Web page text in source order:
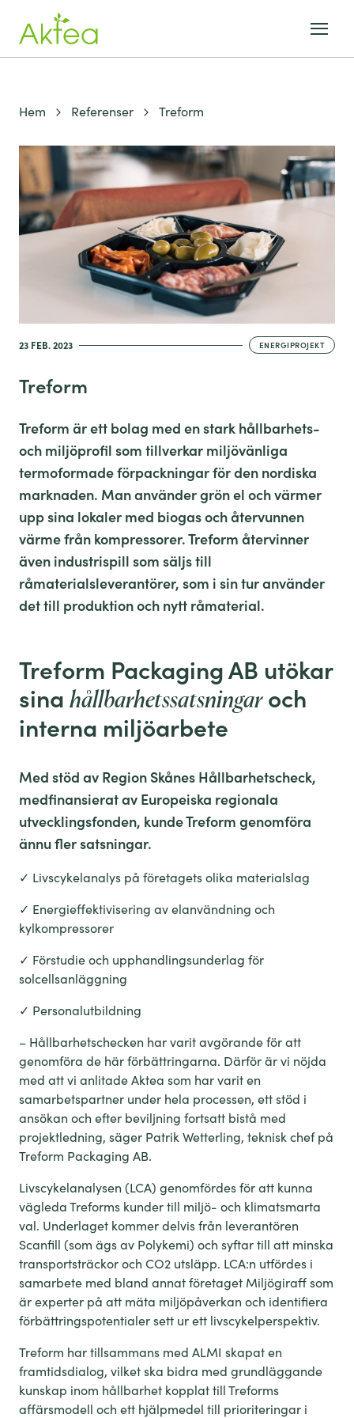
Hem Referenser Treform
23 FEB. 2023 ENERGIPROJEKT
Treform
Treform är ett bolag med en stark hållbarhets-
och miljöprofil som tillverkar miljövänliga
termoformade förpackningar för den nordiska
marknaden. Man använder grön el och värmer
upp sina lokaler med biogas och återvunnen
värme från kompressorer. Treform återvinner
även industrispill som säljs till
råmaterialsleverantörer, som i sin tur använder
det till produktion och nytt råmaterial.
Treform Packaging AB utökar
sina hållbarhetssatsningaroch
interna miljöarbete
Med stöd av Region Skånes Hållbarhetscheck,
medfinansierat av Europeiska regionala
utvecklingsfonden, kunde Treform genomföra
ännu fler satsningar.
✓ Livscykelanalys på företagets olika materialslag
✓ Energieffektivisering av elanvändning och
kylkompressorer
✓ Förstudie och upphandlingsunderlag för
solcellsanläggning
✓ Personalutbildning
– Hållbarhetschecken har varit avgörande för att
genomföra de här förbättringarna. Därför är vi nöjda
med att vi anlitade Aktea som har varit en
samarbetspartner under hela processen, ett stöd i
ansökan och efter beviljning fortsatt bistå med
projektledning, säger Patrik Wetterling, teknisk chef på
Treform Packaging AB.
Livscykelanalysen (LCA) genomfördes för att kunna
vägleda Treforms kunder till miljö- och klimatsmarta
val. Underlaget kommer delvis från leverantören
Scanfill (som ägs av Polykemi) och syftar till att minska
transportsträckor och CO2 utsläpp. LCA:n utfördes i
samarbete med bland annat företaget Miljögiraff som
är experter på att mäta miljöpåverkan och identifiera
förbättringspotentialer sett ur ett livscykelperspektiv.
Treform har tillsammans med ALMI skapat en
framtidsdialog, vilket ska bidra med grundläggande
kunskap inom hållbarhet kopplat till Treforms
affärsmodell och ett hjälpmedel till prioriteringar i